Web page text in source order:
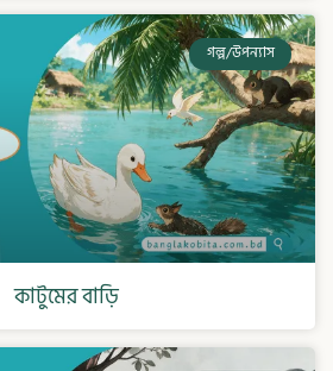
গল্প/উপন্যাস
কাটুমের বাড়ি